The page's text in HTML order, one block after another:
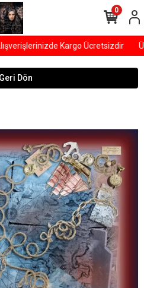
Kargo Ücretsizdir
0
Geri Dön